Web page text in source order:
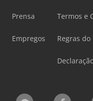
Prensa
Empregos
Termos e
Regras